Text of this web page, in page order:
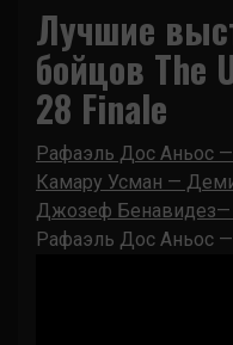
Лучшие
бойцов The
28 Finale
Рафаэль Дос Аньос
Камару Усман —
Джозеф Бенавидез—
Рафаэль Дос Аньос